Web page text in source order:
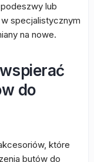
lub
specjalistycznym
na nowe.
do
które
butów do